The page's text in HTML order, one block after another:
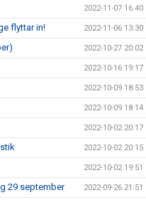
2022-11-07 16:40
flyttar in! 2022-11-06 13:30
2022-10-27 20:02
2022-10-16 19:17
2022-10-09 18:53
2022-10-09 18:14
2022-10-02 20:17
2022-10-02 20:15
2022-10-02 19:51
29 september 2022-09-26 21:51